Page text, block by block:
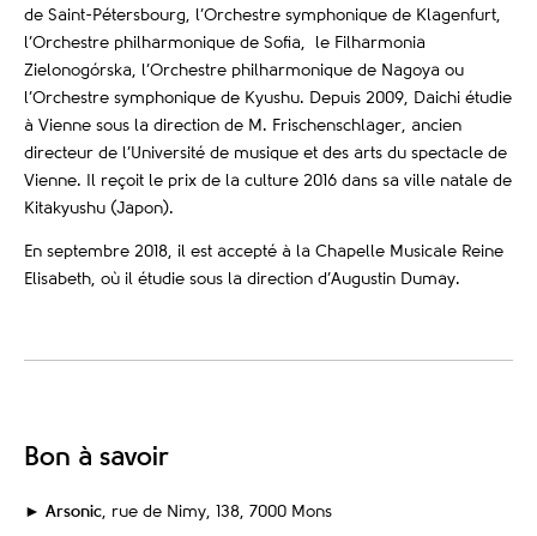
de Saint-Pétersbourg, l’Orchestre symphonique de Klagenfurt,
l’Orchestre philharmonique de Sofia, le Filharmonia
Zielonogórska, l’Orchestre philharmonique de Nagoya ou
l’Orchestre symphonique de Kyushu. Depuis 2009, Daichi étudie
à Vienne sous la direction de M. Frischenschlager, ancien
directeur de l’Université de musique et des arts du spectacle de
Vienne. Il reçoit le prix de la culture 2016 dans sa ville natale de
Kitakyushu (Japon).
En septembre 2018, il est accepté à la Chapelle Musicale Reine
Elisabeth, où il étudie sous la direction d’Augustin Dumay.
Bon à savoir
► Arsonic, rue de Nimy, 138, 7000 Mons